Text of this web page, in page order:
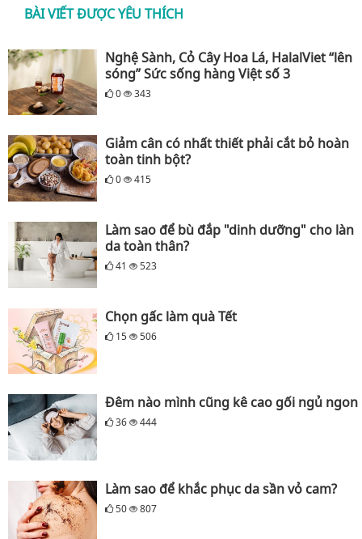
BÀI VIẾT ĐƯỢC YÊU THÍCH
Nghệ Sành, Cỏ Cây Hoa Lá, HalalViet “lên
sóng” Sức sống hàng Việt số 3
0 343
Giảm cân có nhất thiết phải cắt bỏ hoàn
toàn tinh bột?
0 415
Làm sao để bù đắp "dinh dưỡng" cho làn
da toàn thân?
41 523
Chọn gấc làm quà Tết
15 506
Đêm nào mình cũng kê cao gối ngủ ngon
36 444
Làm sao để khắc phục da sần vỏ cam?
50 807